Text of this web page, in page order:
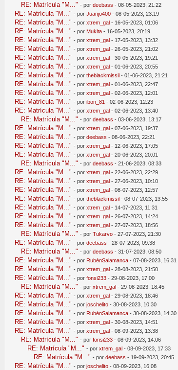
RE: Matrícula "M..." - por deebass - 08-05-2023, 21:22
RE: Matrícula "M..." - por Juanjo400 - 08-05-2023, 23:19
RE: Matrícula "M..." - por xtrem_gal - 16-05-2023, 01:06
RE: Matrícula "M..." - por Mukita - 16-05-2023, 20:19
RE: Matrícula "M..." - por xtrem_gal - 17-05-2023, 13:32
RE: Matrícula "M..." - por xtrem_gal - 26-05-2023, 21:02
RE: Matrícula "M..." - por xtrem_gal - 30-05-2023, 19:21
RE: Matrícula "M..." - por xtrem_gal - 01-06-2023, 20:55
RE: Matrícula "M..." - por theblackmissil - 01-06-2023, 21:21
RE: Matrícula "M..." - por xtrem_gal - 01-06-2023, 22:47
RE: Matrícula "M..." - por xtrem_gal - 02-06-2023, 12:01
RE: Matrícula "M..." - por ibon_81 - 02-06-2023, 12:23
RE: Matrícula "M..." - por xtrem_gal - 02-06-2023, 13:40
RE: Matrícula "M..." - por deebass - 03-06-2023, 13:17
RE: Matrícula "M..." - por xtrem_gal - 07-06-2023, 19:37
RE: Matrícula "M..." - por deebass - 08-06-2023, 22:21
RE: Matrícula "M..." - por xtrem_gal - 12-06-2023, 17:05
RE: Matrícula "M..." - por xtrem_gal - 20-06-2023, 20:01
RE: Matrícula "M..." - por deebass - 21-06-2023, 08:33
RE: Matrícula "M..." - por xtrem_gal - 22-06-2023, 22:29
RE: Matrícula "M..." - por xtrem_gal - 27-06-2023, 10:10
RE: Matrícula "M..." - por xtrem_gal - 08-07-2023, 12:57
RE: Matrícula "M..." - por theblackmissil - 08-07-2023, 13:55
RE: Matrícula "M..." - por xtrem_gal - 14-07-2023, 11:31
RE: Matrícula "M..." - por xtrem_gal - 26-07-2023, 14:24
RE: Matrícula "M..." - por xtrem_gal - 27-07-2023, 18:56
RE: Matrícula "M..." - por Tukarvo - 27-07-2023, 21:30
RE: Matrícula "M..." - por deebass - 28-07-2023, 09:38
RE: Matrícula "M..." - por deebass - 31-07-2023, 08:50
RE: Matrícula "M..." - por RubénSalamanca - 07-08-2023, 16:31
RE: Matrícula "M..." - por xtrem_gal - 28-08-2023, 21:50
RE: Matrícula "M..." - por fonsi233 - 29-08-2023, 17:00
RE: Matrícula "M..." - por xtrem_gal - 29-08-2023, 18:45
RE: Matrícula "M..." - por xtrem_gal - 29-08-2023, 18:46
RE: Matrícula "M..." - por joschelito - 30-08-2023, 10:30
RE: Matrícula "M..." - por RubénSalamanca - 30-08-2023, 14:30
RE: Matrícula "M..." - por xtrem_gal - 30-08-2023, 14:51
RE: Matrícula "M..." - por xtrem_gal - 08-09-2023, 13:38
RE: Matrícula "M..." - por fonsi233 - 08-09-2023, 14:06
RE: Matrícula "M..." - por xtrem_gal - 08-09-2023, 17:33
RE: Matrícula "M..." - por deebass - 19-09-2023, 20:45
RE: Matrícula "M..." - por joschelito - 08-09-2023, 16:08